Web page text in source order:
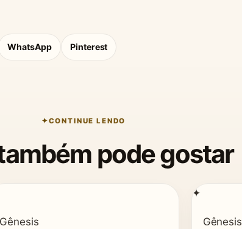
WhatsApp Pinterest
CONTINUE LENDO
pode gostar
Gênesis
✦
Gênesis